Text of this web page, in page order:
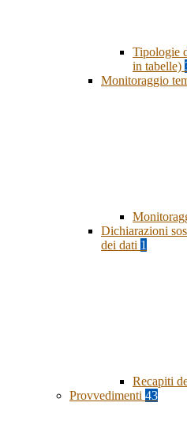
Tipologie
in tabelle)
Monitoraggio
Dichiarazioni
dei dati 1
Recapiti
Provvedimenti 43